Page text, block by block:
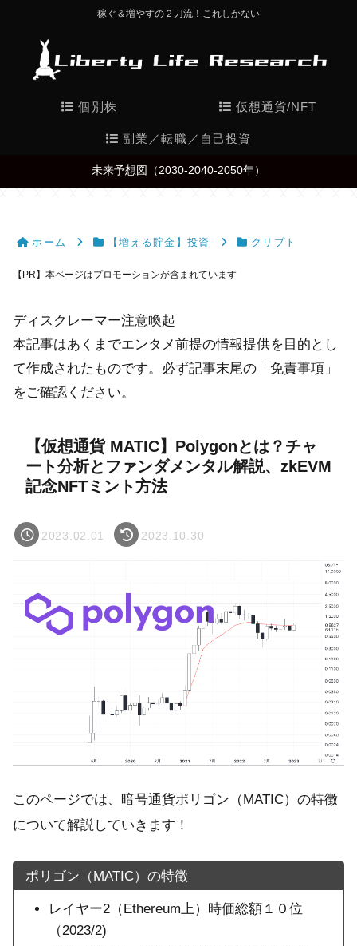
稼ぐ＆増やすの２刀流！これしかない
個別株 仮想通貨/NFT
副業／転職／自己投資
未来予想図（2030-2040-2050年）
ホーム 【増える貯金】投資 クリプト
【PR】本ページはプロモーションが含まれています
ディスクレーマー注意喚起
本記事はあくまでエンタメ前提の情報提供を目的とし
て作成されたものです。必ず記事末尾の「免責事項」
をご確認ください。
【仮想通貨 MATIC】Polygonとは？チャ
ート分析とファンダメンタル解説、zkEVM
記念NFTミント方法
2023.02.01 2023.10.30
このページでは、暗号通貨ポリゴン（MATIC）の特徴
について解説していきます！
ポリゴン（MATIC）の特徴
レイヤー2（Ethereum上）時価総額１０位
（2023/2)